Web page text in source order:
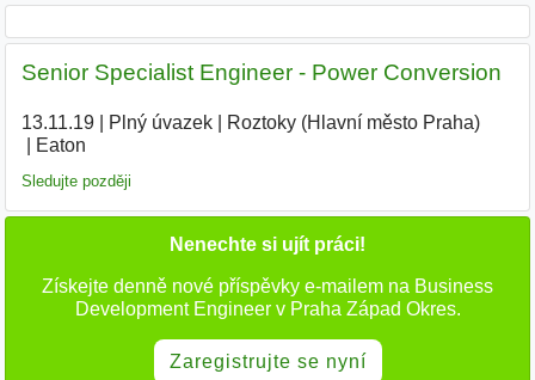
Senior Specialist Engineer - Power Conversion
13.11.19| Plný úvazek| Roztoky (Hlavní město Praha)|
Eaton
Sledujte později
Nenechte si ujít práci!
Získejte denně nové příspěvky e-mailem na Business
Development Engineer v Praha Západ Okres.
Zaregistrujte se nyní